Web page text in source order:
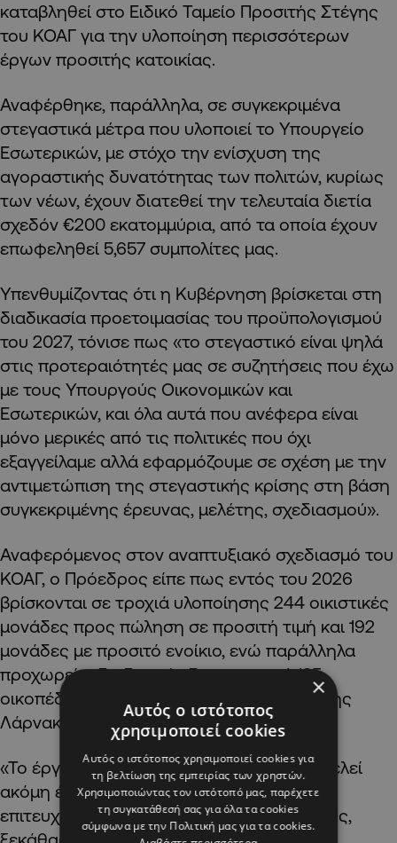
καταβληθεί στο Ειδικό Ταμείο Προσιτής Στέγης
του ΚΟΑΓ για την υλοποίηση περισσότερων
έργων προσιτής κατοικίας.
Αναφέρθηκε, παράλληλα, σε συγκεκριμένα
στεγαστικά μέτρα που υλοποιεί το Υπουργείο
Εσωτερικών, με στόχο την ενίσχυση της
αγοραστικής δυνατότητας των πολιτών, κυρίως
των νέων, έχουν διατεθεί την τελευταία διετία
σχεδόν €200 εκατομμύρια, από τα οποία έχουν
επωφεληθεί 5,657 συμπολίτες μας.
Υπενθυμίζοντας ότι η Κυβέρνηση βρίσκεται στη
διαδικασία προετοιμασίας του προϋπολογισμού
του 2027, τόνισε πως «το στεγαστικό είναι ψηλά
στις προτεραιότητές μας σε συζητήσεις που έχω
με τους Υπουργούς Οικονομικών και
Εσωτερικών, και όλα αυτά που ανέφερα είναι
μόνο μερικές από τις πολιτικές που όχι
εξαγγείλαμε αλλά εφαρμόζουμε σε σχέση με την
αντιμετώπιση της στεγαστικής κρίσης στη βάση
συγκεκριμένης έρευνας, μελέτης, σχεδιασμού».
Αναφερόμενος στον αναπτυξιακό σχεδιασμό του
ΚΟΑΓ, ο Πρόεδρος είπε πως εντός του 2026
βρίσκονται σε τροχιά υλοποίησης 244 οικιστικές
μονάδες προς πώληση σε προσιτή τιμή και 192
μονάδες με προσιτό ενοίκιο, ενώ παράλληλα
προχωρεί η διαδικασία διαχωρισμού 135
οικοπέδων σε περιοχές της Λευκωσίας, της
Λάρνακας, της Λεμεσού και της Πάφου.
«Το έργο που εγκαινιάζουμε σήμερα αποτελεί
ακόμη ένα παράδειγμα του τι μπορεί να
επιτευχθεί όταν υπάρχει πλάνο, σχεδιασμός,
×
Αυτός ο ιστότοπος
χρησιμοποιεί cookies
Αυτός ο ιστότοπος χρησιμοποιεί cookies για
τη βελτίωση της εμπειρίας των χρηστών.
Χρησιμοποιώντας τον ιστότοπό μας, παρέχετε
τη συγκατάθεσή σας για όλα τα cookies
σύμφωνα με την Πολιτική μας για τα cookies.